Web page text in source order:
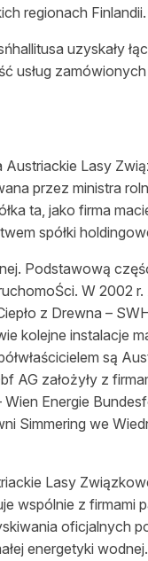
regionach Finlandii.
uzyskały
usług
Lasy
przez ministra
ta, jako firma
spółki
. Podstawową
W 2002
z Drewna –
kolejne instalacje
są
AG założyły z
Wien Energie
Simmering we
Lasy
wspólnie z firmami
oficjalnych
energetyki